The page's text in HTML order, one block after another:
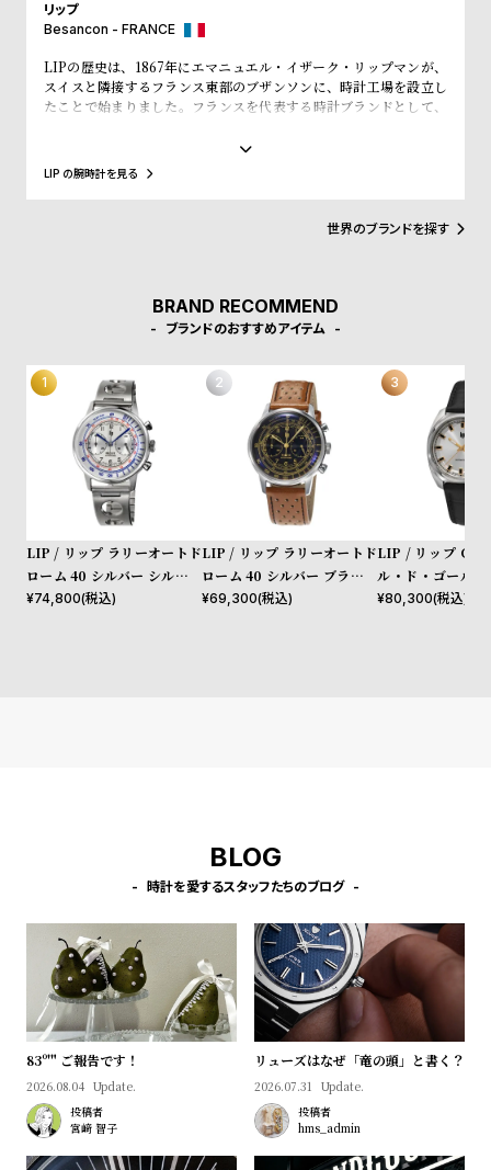
ラ
ス
ス
質
問
わ
せ
リップ
Besancon - FRANCE
LIPの歴史は、1867年にエマニュエル・イザーク・リップマンが、
スイスと隣接するフランス東部のブザンソンに、時計工場を設立し
たことで始まりました。フランスを代表する時計ブランドとして、
領、マクロン大統領に愛用され、英国のチャーチル元首相、米国の
アイゼンハウワー元大統領、クリントン元大統領にも贈呈されるな
ど、現在に至るまで多くの著名人にも愛されています。
LIP の腕時計を見る
世界のブランドを探す
BRAND RECOMMEND
ブランドのおすすめアイテム
LIP / リップ ラリーオートド
ローム 40 シルバー シルバー
ホワイト レーシングメタルバ
¥74,800(税込)
LIP / リップ ラリーオートド
ローム 40 シルバー ブラック
ブラウンレザー
¥69,300(税込)
LIP / リップ
ル・ド・ゴール
チック シルバー
¥80,300(税込)
BLOG
時計を愛するスタッフたちのブログ
83º'" ご報告です！
2026.08.04 Update.
投稿者
宮﨑 智子
リューズはなぜ「竜の頭」と書く？
2026.07.31 Update.
投稿者
hms_admin